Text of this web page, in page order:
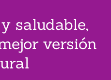
saludable,
versión